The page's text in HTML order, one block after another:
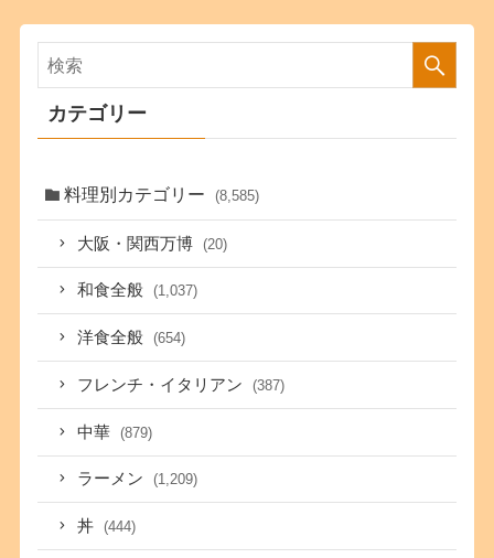
カテゴリー
料理別カテゴリー (8,585)
大阪・関西万博 (20)
和食全般 (1,037)
洋食全般 (654)
フレンチ・イタリアン (387)
中華 (879)
ラーメン (1,209)
丼 (444)